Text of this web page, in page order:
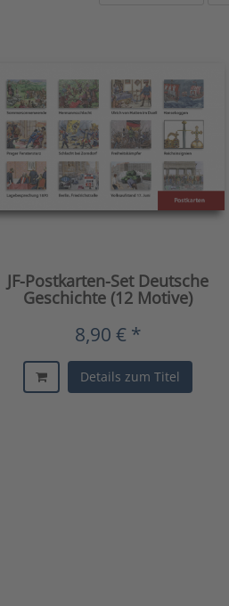
JF-Postkarten-Set Deutsche
Geschichte (12 Motive)
8,90 € *
Details zum Titel